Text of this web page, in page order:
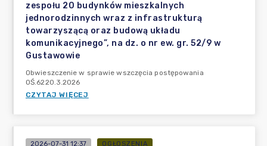
zespołu 20 budynków mieszkalnych
jednorodzinnych wraz z infrastrukturą
towarzyszącą oraz budową układu
komunikacyjnego”, na dz. o nr ew. gr. 52/9 w
Gustawowie
Obwieszczenie w sprawie wszczęcia postępowania
OŚ.6220.3.2026
CZYTAJ WIĘCEJ
2026-07-31 12:37 OGŁOSZENIA